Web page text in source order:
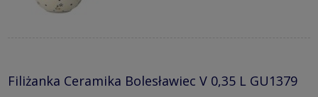
Filiżanka Ceramika Bolesławiec V 0,35 L GU1379